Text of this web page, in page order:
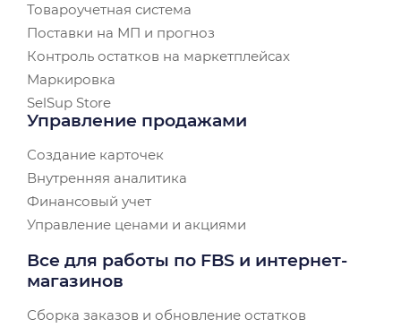
Товароучетная система
Поставки на МП и прогноз
Контроль остатков на маркетплейсах
Маркировка
SelSup Store
Управление продажами
Создание карточек
Внутренняя аналитика
Финансовый учет
Управление ценами и акциями
Все для работы по FBS и интернет-
магазинов
Сборка заказов и обновление остатков